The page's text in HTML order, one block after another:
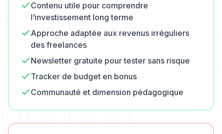
Contenu utile pour comprendre
l’investissement long terme
Approche adaptée aux revenus irréguliers
des freelances
Newsletter gratuite pour tester sans risque
Tracker de budget en bonus
Communauté et dimension pédagogique